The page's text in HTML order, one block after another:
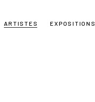
ARTISTES EXPOSITIONS